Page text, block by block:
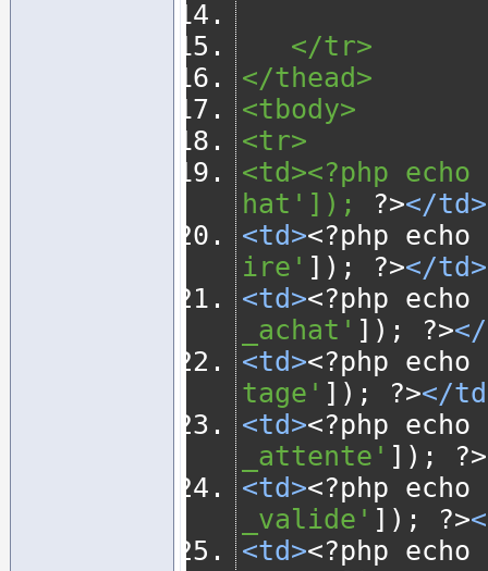
   </tr>
</thead>
<tbody>
<tr>
<td><?php
hat']);
?></td>
<td><?php
ire' ]); ?></td>
<td><?php
_achat' ]); ?>
<td><?php
tage' ]); ?></
<td><?php
_attente' ]); ?>
<td><?php
_valide' ]); ?>
<td><?php